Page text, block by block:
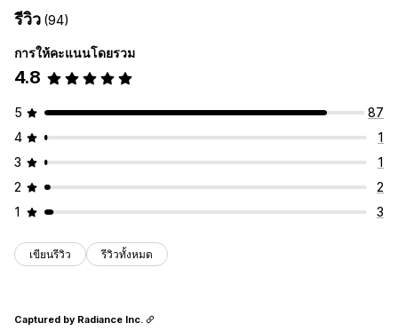
รีวิว (94)
การให้คะแนนโดยรวม
4.8
5
87
4
1
3
1
2
2
1
3
เขียนรีวิว รีวิวทั้งหมด
Captured by Radiance Inc.